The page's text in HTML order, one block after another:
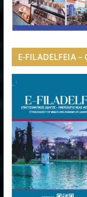
E-FILADELFEIA